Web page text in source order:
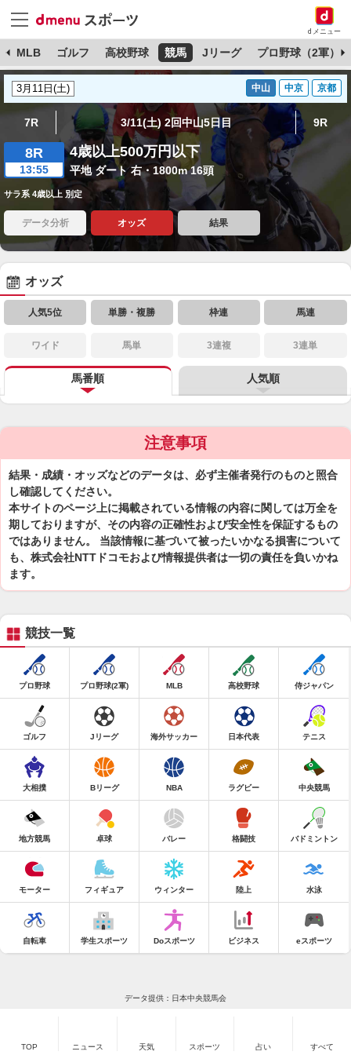
dメニュー
MLB ゴルフ 高校野球 競馬 Jリーグ プロ野球（2軍）
中山 中京 京都
7R 3/11(土) 2回中山5日目 9R
8R
13:55
4歳以上500万円以下
平地 ダート 右・1800m 16頭
サラ系 4歳以上 別定
データ分析 オッズ 結果
オッズ
人気5位 単勝・複勝 枠連 馬連
ワイド 馬単 3連複 3連単
馬番順 人気順
注意事項
結果・成績・オッズなどのデータは、必ず主催者発行のものと照合
し確認してください。
本サイトのページ上に掲載されている情報の内容に関しては万全を
期しておりますが、その内容の正確性および安全性を保証するもの
ではありません。 当該情報に基づいて被ったいかなる損害について
も、株式会社NTTドコモおよび情報提供者は一切の責任を負いかね
ます。
競技一覧
プロ野球 プロ野球(2軍) MLB 高校野球 侍ジャパン
ゴルフ Jリーグ 海外サッカー 日本代表 テニス
大相撲 Bリーグ NBA ラグビー 中央競馬
地方競馬 卓球 バレー 格闘技 バドミントン
モーター フィギュア ウィンター 陸上 水泳
自転車 学生スポーツ Doスポーツ ビジネス eスポーツ
データ提供：日本中央競馬会
TOP ニュース 天気 スポーツ 占い すべて